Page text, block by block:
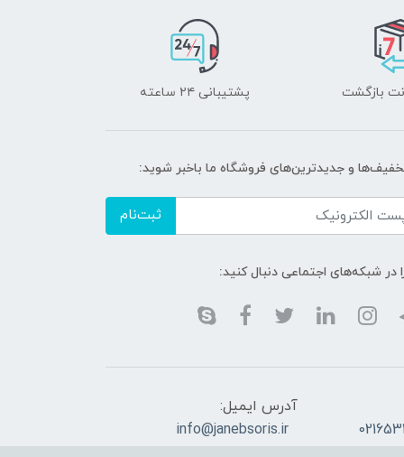
پشتیبانی ۲۴ ساعته
و جدیدترین‌های فروشگاه ما باخبر شوید:
ثبت‌نام
در شبکه‌های اجتماعی دنبال کنید:
آدرس ایمیل:
info@janebsoris.ir